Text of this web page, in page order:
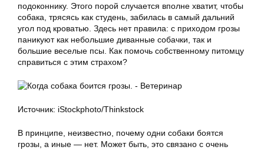
подоконнику. Этого порой случается вполне хватит, чтобы
собака, трясясь как студень, забилась в самый дальний
угол под кроватью. Здесь нет правила: с приходом грозы
паникуют как небольшие диванные собачки, так и
большие веселые псы. Как помочь собственному питомцу
справиться с этим страхом?
Источник: iStockphoto/Thinkstock
В принципе, неизвестно, почему одни собаки боятся
грозы, а иные — нет. Может быть, это связано с очень